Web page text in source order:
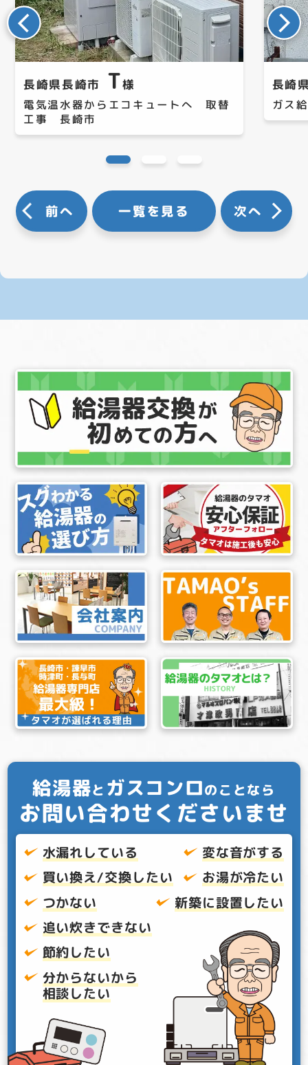
長崎県長崎市 T様
電気温水器からエコキュートへ 取替
工事 長崎市
長崎
ガス
前へ 一覧を見る 次へ
給湯器と ガスコンロのことなら
お問い合わせくださいませ
水漏れしている
変な音がする
買い換え/交換したい
お湯が冷たい
つかない
新築に設置したい
追い炊きできない
節約したい
分からないから
相談したい